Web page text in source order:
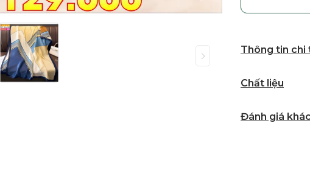
Thông tin chi
Chất liệu
Đánh giá